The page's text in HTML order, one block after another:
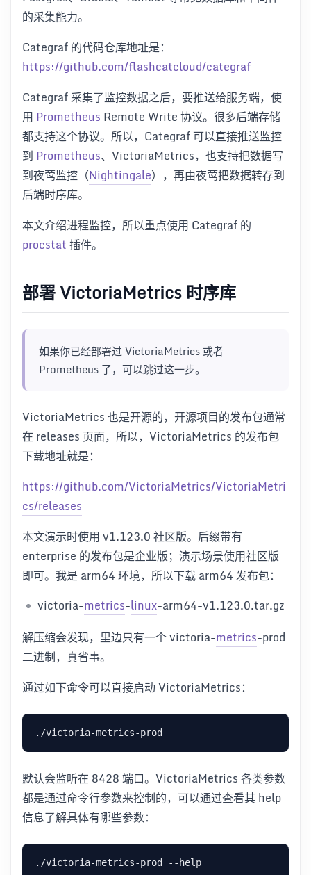
的采集能力。
Categraf 的代码仓库地址是：
https://github.com/flashcatcloud/categraf
Categraf 采集了监控数据之后，要推送给服务端，使
用 Prometheus Remote Write 协议。很多后端存储
都支持这个协议。所以，Categraf 可以直接推送监控
到 Prometheus、VictoriaMetrics，也支持把数据写
到夜莺监控（Nightingale），再由夜莺把数据转存到
后端时序库。
本文介绍进程监控，所以重点使用 Categraf 的
procstat插件。
部署 VictoriaMetrics 时序库
如果你已经部署过 VictoriaMetrics 或者
Prometheus 了，可以跳过这一步。
VictoriaMetrics 也是开源的，开源项目的发布包通常
在 releases 页面，所以，VictoriaMetrics 的发布包
下载地址就是：
https://github.com/VictoriaMetrics/VictoriaMetri
cs/releases
本文演示时使用 v1.123.0 社区版。后缀带有
enterprise 的发布包是企业版；演示场景使用社区版
即可。我是 arm64 环境，所以下载 arm64 发布包：
victoria-metrics-linux-arm64-v1.123.0.tar.gz
解压缩会发现，里边只有一个 victoria-metrics-prod
二进制，真省事。
通过如下命令可以直接启动 VictoriaMetrics：
默认会监听在 8428 端口。VictoriaMetrics 各类参数
都是通过命令行参数来控制的，可以通过查看其 help
信息了解具体有哪些参数：